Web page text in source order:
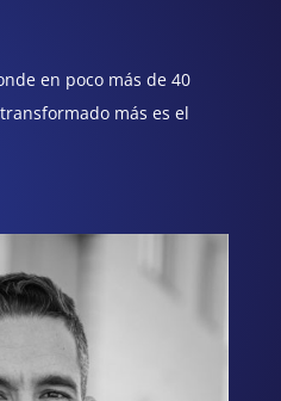
en poco más de 40
más es el